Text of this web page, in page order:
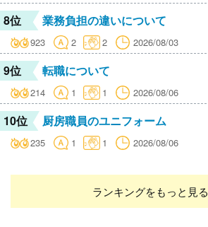
8位 業務負担の違いについて
923 2 2 2026/08/03
9位 転職について
214 1 1 2026/08/06
10位 厨房職員のユニフォーム
235 1 1 2026/08/06
ランキングをもっと見る